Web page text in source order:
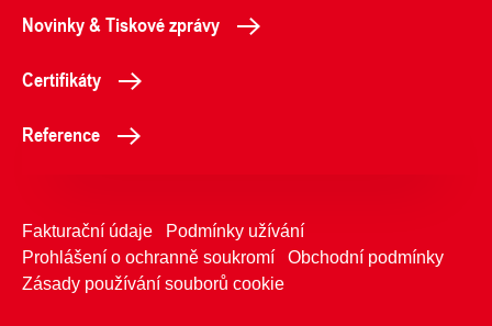
Novinky & Tiskové zprávy
Certifikáty
Reference
Fakturační údaje
Podmínky užívání
Prohlášení o ochranně soukromí
Obchodní podmínky
Zásady používání souborů cookie